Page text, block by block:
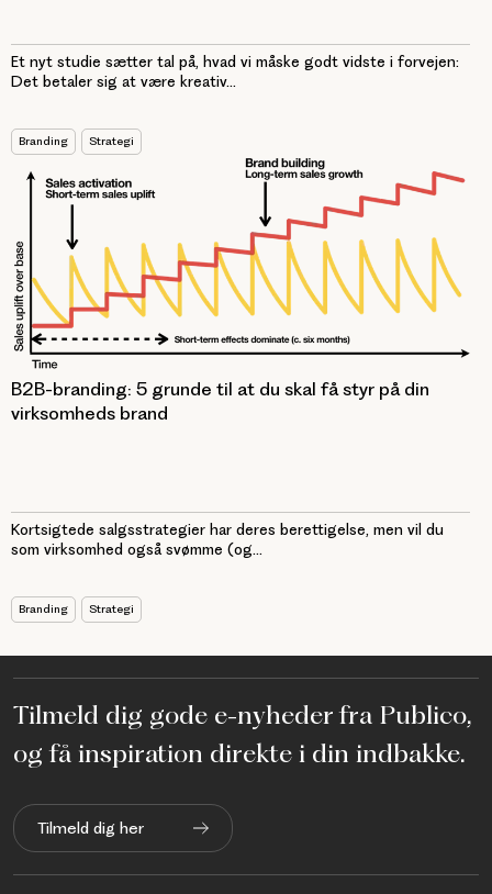
Et nyt studie sætter tal på, hvad vi måske godt vidste i forvejen:
Det betaler sig at være kreativ...
Branding Strategi
B2B-branding: 5 grunde til at du skal få styr på din
virksomheds brand
Kortsigtede salgsstrategier har deres berettigelse, men vil du
som virksomhed også svømme (og...
Branding Strategi
Tilmeld dig gode e-nyheder fra Publico,
og få inspiration direkte i din indbakke.
Tilmeld dig her